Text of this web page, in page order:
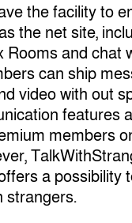
the facility to
the net site,
Rooms and chat
can ship
video with out
features
members
a possibility
strangers.